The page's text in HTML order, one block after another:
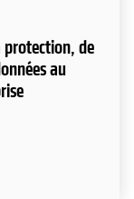
protection, de
au